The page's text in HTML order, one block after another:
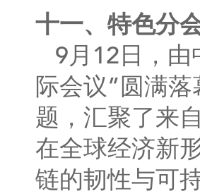
十一、特色分
9月12日，由
际会议”圆满
题，汇聚了来
在全球经济新
链的韧性与可